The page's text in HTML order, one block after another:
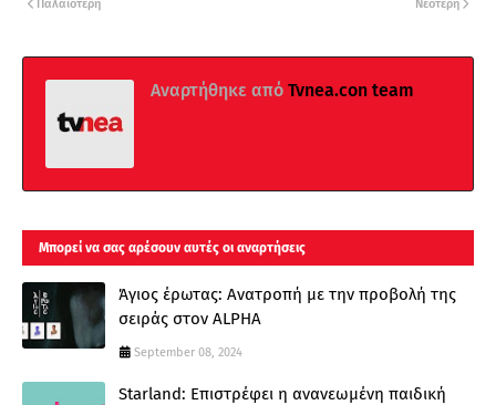
Νεότερη
Παλαιότερη
Αναρτήθηκε από Tvnea.con team
Μπορεί να σας αρέσουν αυτές οι αναρτήσεις
Άγιος έρωτας: Ανατροπή με την προβολή της
σειράς στον ALPHA
September 08, 2024
Starland: Επιστρέφει η ανανεωμένη παιδική